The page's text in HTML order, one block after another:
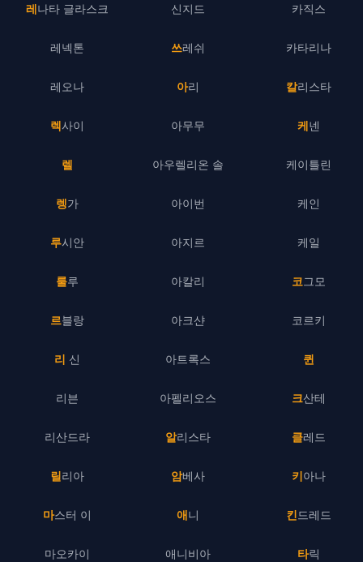
레나타 글라스크
레넥톤
레오나
렉사이
렐
렝가
루시안
룰루
르블랑
리 신
리븐
리산드라
릴리아
마스터 이
마오카이
신지드
쓰레쉬
아리
아무무
아우렐리온 솔
아이번
아지르
아칼리
아크샨
아트록스
아펠리오스
알리스타
암베사
애니
애니비아
카직스
카타리나
칼리스타
케넨
케이틀린
케인
케일
코그모
코르키
퀸
크산테
클레드
키아나
킨드레드
타릭